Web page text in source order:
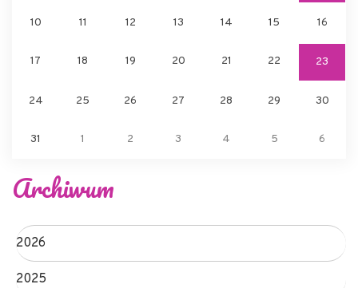
10 11 12 13 14 15 16
17 18 19 20 21 22 23
24 25 26 27 28 29 30
31 1 2 3 4 5 6
Archiwum
2026
2025